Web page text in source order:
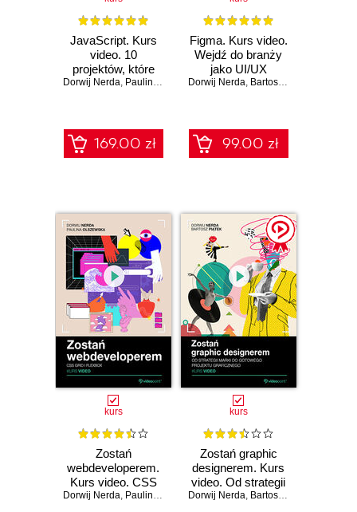
JavaScript. Kurs
video. 10
projektów, które
rozwiną Twoje
Dorwij Nerda, Paulina Olszewska
169.00 zł
Figma. Kurs video.
Wejdź do branży
jako UI/UX
designer
Dorwij Nerda, Bartosz Piątek
99.00 zł
kurs
Zostań
webdeveloperem.
Kurs video. CSS
Grid i Flexbox
Dorwij Nerda, Paulina Olszewska
kurs
Zostań graphic
designerem. Kurs
video. Od strategii
marki do gotowego
Dorwij Nerda, Bartosz Piątek